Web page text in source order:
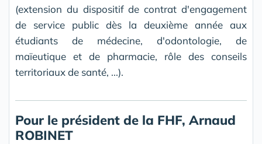
(extension du dispositif de contrat d'engagement
de service public dès la deuxième année aux
étudiants de médecine, d'odontologie, de
maïeutique et de pharmacie, rôle des conseils
territoriaux de santé, ...).
Pour le président de la FHF, Arnaud
ROBINET